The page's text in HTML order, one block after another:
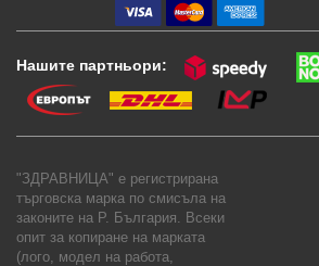
Нашите партньори:
"ЗДРАВНИЦА" е регистрирана
търговска марка по смисъла на
законите на Р. България. Всеки
опит за копиране на марката
(лого, модел на работа,